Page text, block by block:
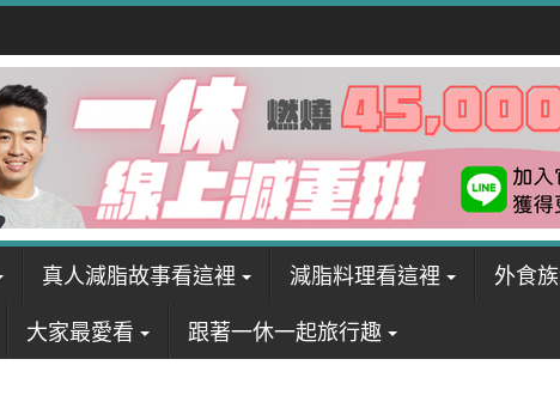
真人減脂故事看這裡 減脂料理看這裡
外食
大家最愛看 跟著一休一起旅行趣